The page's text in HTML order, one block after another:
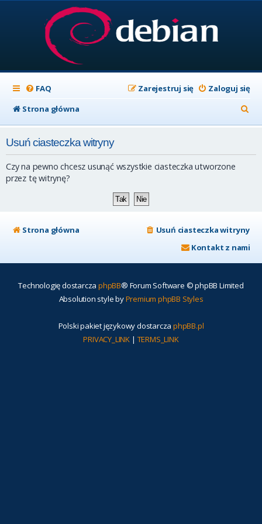
FAQ Zaloguj się
Zarejestruj się
Strona główna
z
Usuń ciasteczka witryny
Czy na pewno chcesz usunąć wszystkie ciasteczka utworzone
przez tę witrynę?
Strona główna
Usuń ciasteczka witryny
Kontakt z nami
Technologię dostarcza phpBB® Forum Software © phpBB Limited
Absolution style byPremium phpBB Styles
Polski pakiet językowy dostarcza phpBB.pl
PRIVACY_LINK | TERMS_LINK